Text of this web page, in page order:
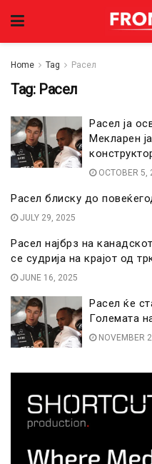
Home Tag Расел
Tag: Расел
Расел ја
Мекларен
OCTOBER 5,
Расел блиску до
JULY 29, 2025
Расел најбрз на
се судрија на крајот од
JUNE 16, 2025
Расел ќе
Големата
NOVEMBER